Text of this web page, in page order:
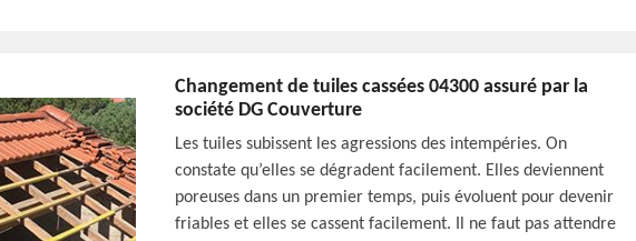
Changement de tuiles cassées 04300 assuré par la
société DG Couverture
Les tuiles subissent les agressions des intempéries. On
constate qu’elles se dégradent facilement. Elles deviennent
poreuses dans un premier temps, puis évoluent pour devenir
friables et elles se cassent facilement. Il ne faut pas attendre